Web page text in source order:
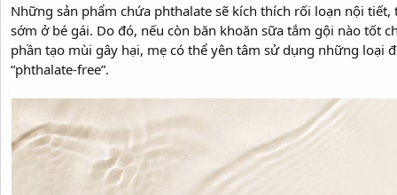
Những sản phẩm chứa phthalate sẽ kích thích rối loạn nội
sớm ở bé gái. Do đó, nếu còn băn khoăn sữa tắm gội nào tốt
phần tạo mùi gây hại, mẹ có thể yên tâm sử dụng những loại
“phthalate-free”.